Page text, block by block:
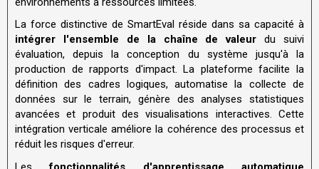
La force distinctive de SmartEval réside dans sa capacité à
intégrer l'ensemble de la chaîne de valeur du suivi
évaluation, depuis la conception du système jusqu'à la
production de rapports d'impact. La plateforme facilite la
définition des cadres logiques, automatise la collecte de
données sur le terrain, génère des analyses statistiques
avancées et produit des visualisations interactives. Cette
intégration verticale améliore la cohérence des processus et
réduit les risques d'erreur.